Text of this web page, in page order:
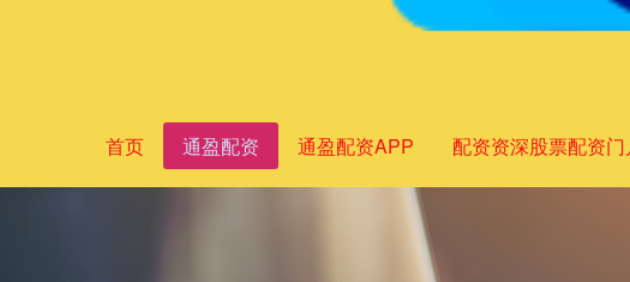
首页 通盈配资 通盈配资APP 配资资深股票配资门